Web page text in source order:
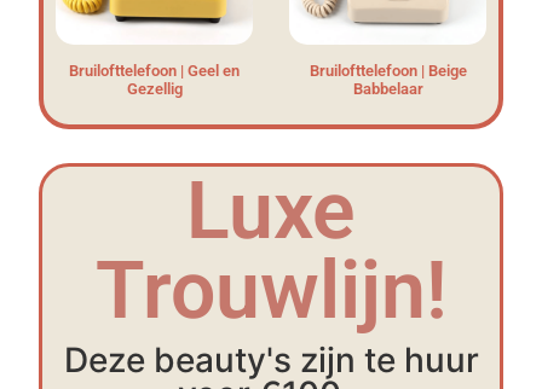
Bruilofttelefoon | Geel en
Gezellig
Bruilofttelefoon | Beige
Babbelaar
Luxe
Trouwlijn!
Deze beauty's zijn te huur